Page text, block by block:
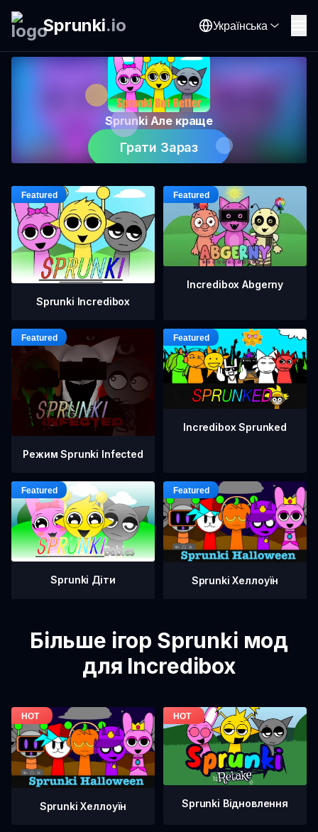
Sprunki.io Українська
Sprunki Але краще
Грати Зараз
Sprunki Incredibox
Incredibox Abgerny
Режим Sprunki Infected
Incredibox Sprunked
Sprunki Діти Sprunki Хеллоуїн
Більше ігор Sprunki мод
для Incredibox
Sprunki Хеллоуїн Sprunki Відновлення